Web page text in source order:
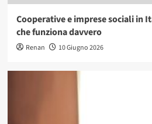
Cooperative e imprese sociali in
che funziona davvero
Renan 10 Giugno 2026